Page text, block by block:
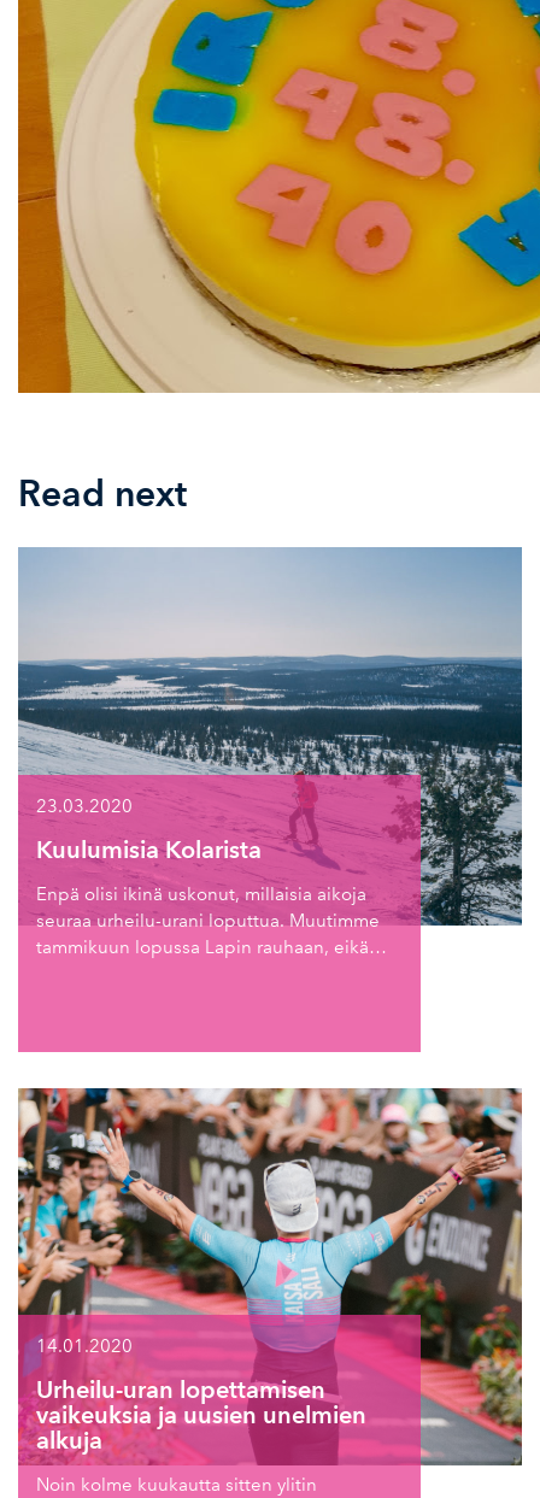
Read next
23.03.2020
Kuulumisia Kolarista
Enpä olisi ikinä uskonut, millaisia aikoja
seuraa urheilu-urani loputtua. Muutimme
tammikuun lopussa Lapin rauhaan, eikä…
14.01.2020
Urheilu-uran lopettamisen
vaikeuksia ja uusien unelmien
alkuja
Noin kolme kuukautta sitten ylitin